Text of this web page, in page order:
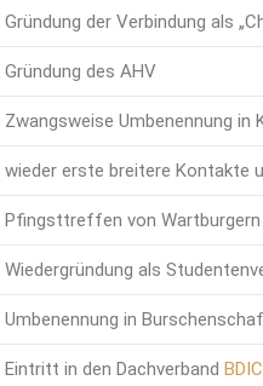
Gründung der Verbindung als
Gründung des AHV
Zwangsweise Umbenennung in
wieder erste breitere Kontakte
Pfingsttreffen von Wartburgern
Wiedergründung als
Umbenennung in
Eintritt in den Dachverband BDIC